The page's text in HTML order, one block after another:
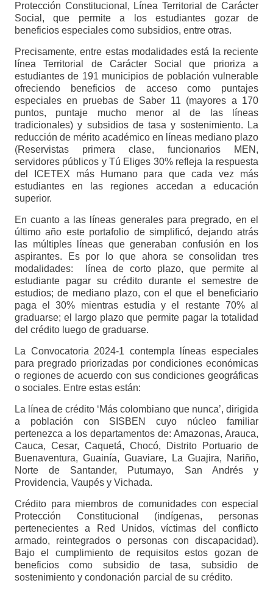
Protección Constitucional, Línea Territorial de Carácter
Social, que permite a los estudiantes gozar de
beneficios especiales como subsidios, entre otras.
Precisamente, entre estas modalidades está la reciente
línea Territorial de Carácter Social que prioriza a
estudiantes de 191 municipios de población vulnerable
ofreciendo beneficios de acceso como puntajes
especiales en pruebas de Saber 11 (mayores a 170
puntos, puntaje mucho menor al de las líneas
tradicionales) y subsidios de tasa y sostenimiento. La
reducción de mérito académico en líneas mediano plazo
(Reservistas primera clase, funcionarios MEN,
servidores públicos y Tú Eliges 30% refleja la respuesta
del ICETEX más Humano para que cada vez más
estudiantes en las regiones accedan a educación
superior.
En cuanto a las líneas generales para pregrado, en el
último año este portafolio de simplificó, dejando atrás
las múltiples líneas que generaban confusión en los
aspirantes. Es por lo que ahora se consolidan tres
modalidades: línea de corto plazo, que permite al
estudiante pagar su crédito durante el semestre de
estudios; de mediano plazo, con el que el beneficiario
paga el 30% mientras estudia y el restante 70% al
graduarse; el largo plazo que permite pagar la totalidad
del crédito luego de graduarse.
La Convocatoria 2024-1 contempla líneas especiales
para pregrado priorizadas por condiciones económicas
o regiones de acuerdo con sus condiciones geográficas
o sociales. Entre estas están:
La línea de crédito ‘Más colombiano que nunca’, dirigida
a población con SISBEN cuyo núcleo familiar
pertenezca a los departamentos de: Amazonas, Arauca,
Cauca, Cesar, Caquetá, Chocó, Distrito Portuario de
Buenaventura, Guainía, Guaviare, La Guajira, Nariño,
Norte de Santander, Putumayo, San Andrés y
Providencia, Vaupés y Vichada.
Crédito para miembros de comunidades con especial
Protección Constitucional (indígenas, personas
pertenecientes a Red Unidos, víctimas del conflicto
armado, reintegrados o personas con discapacidad).
Bajo el cumplimiento de requisitos estos gozan de
beneficios como subsidio de tasa, subsidio de
sostenimiento y condonación parcial de su crédito.